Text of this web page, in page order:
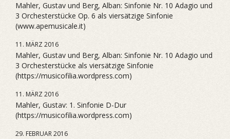
Mahler, Gustav und Berg, Alban: Sinfonie Nr. 10 Adagio und
3 Orchesterstücke Op. 6 als viersätzige Sinfonie
(www.apemusicale.it)
11. MÄRZ 2016
Mahler, Gustav und Berg, Alban: Sinfonie Nr. 10 Adagio und
3 Orchesterstücke als viersätzige Sinfonie
(https://musicofilia.wordpress.com)
11. MÄRZ 2016
Mahler, Gustav: 1. Sinfonie D-Dur
(https://musicofilia.wordpress.com)
29. FEBRUAR 2016